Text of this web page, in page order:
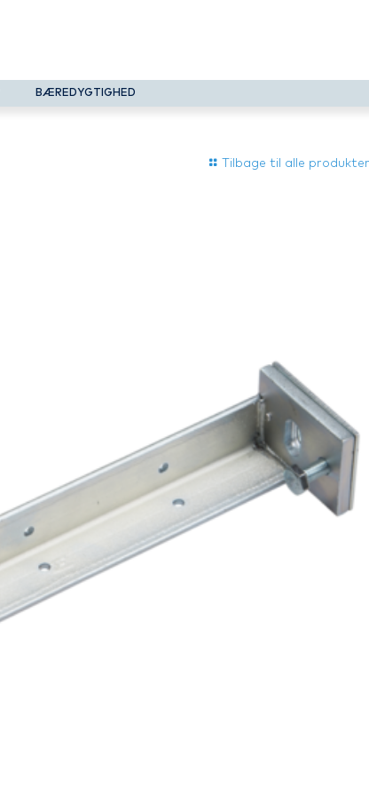
BÆREDYGTIGHED
Tilbage til alle produkter